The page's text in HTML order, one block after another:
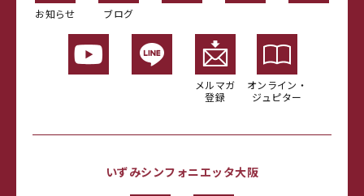
お知らせ ブログ
メルマガ
登録
オンライン・
ジュピター
いずみシンフォニエッタ大阪